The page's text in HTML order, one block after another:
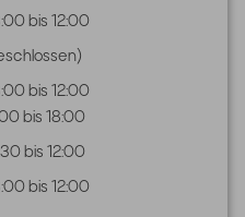
bis 12:00
bis 12:00
bis 18:00
bis 12:00
bis 12:00